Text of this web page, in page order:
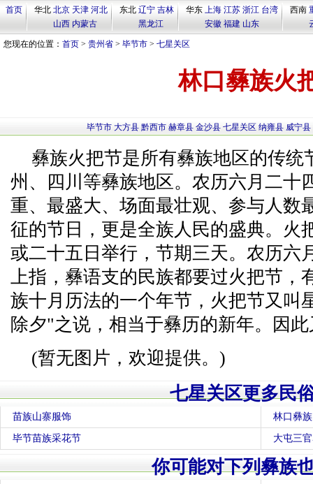
首页 华北 北京 天津 河北
山西 内蒙古
东北 辽宁 吉林
黑龙江
华东 上海 江苏 浙江 台湾
安徽 福建 山东
西南
您现在的位置： 首页 > 贵州省 > 毕节市 > 七星关区
林口彝族火
毕节市 大方县 黔西市 赫章县 金沙县 七星关区 纳雍县 威宁县
彝族火把节是所有彝族地区的传统
州、四川等彝族地区。农历六月二十
重、最盛大、场面最壮观、参与人数
征的节日，更是全族人民的盛典。火
或二十五日举行，节期三天。农历六
上指，彝语支的民族都要过火把节，
族十月历法的一个年节，火把节又叫
除夕"之说，相当于彝历的新年。因
(暂无图片，欢迎提供。)
七星关区更多民
苗族山寨服饰 林口彝
毕节苗族采花节 大屯三
你可能对下列彝族